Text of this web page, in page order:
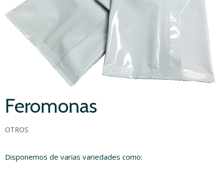
Feromonas
OTROS
Disponemos de varias variedades como: